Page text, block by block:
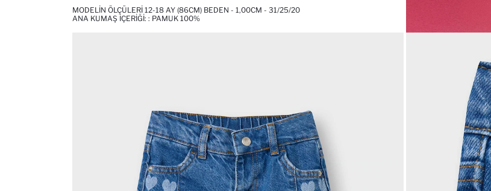
MODELIN ÖLÇÜLERI 12-18 AY (86CM) BEDEN - 1,00CM - 31/25/20
ANA KUMAŞ İÇERIĞI: : PAMUK 100%